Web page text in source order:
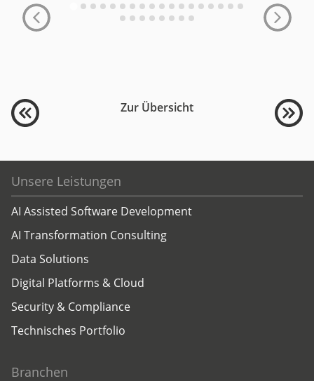
Zur Übersicht
Unsere Leistungen
AI Assisted Software Development
AI Transformation Consulting
Data Solutions
Digital Platforms & Cloud
Security & Compliance
Technisches Portfolio
Branchen